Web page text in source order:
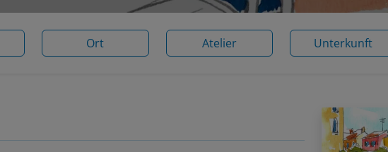
Ort Atelier Unterkunft